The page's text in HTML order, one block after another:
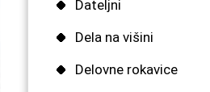
Dateljni
Dela na višini
Delovne rokavice